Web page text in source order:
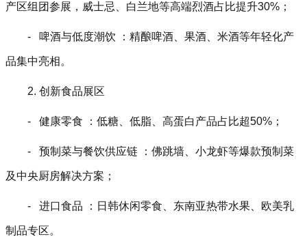
产区组团参展，威士忌、白兰地等高端烈酒占比提升30%；
- 啤酒与低度潮饮 ：精酿啤酒、果酒、米酒等年轻化产
品集中亮相。
2. 创新食品展区
- 健康零食 ：低糖、低脂、高蛋白产品占比超50%；
- 预制菜与餐饮供应链 ：佛跳墙、小龙虾等爆款预制菜
及中央厨房解决方案；
- 进口食品 ：日韩休闲零食、东南亚热带水果、欧美乳
制品专区。